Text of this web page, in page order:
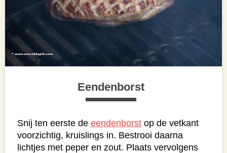
Eendenborst
Snij ten eerste de eendenborst op de vetkant
voorzichtig, kruislings in. Bestrooi daarna
lichtjes met peper en zout. Plaats vervolgens